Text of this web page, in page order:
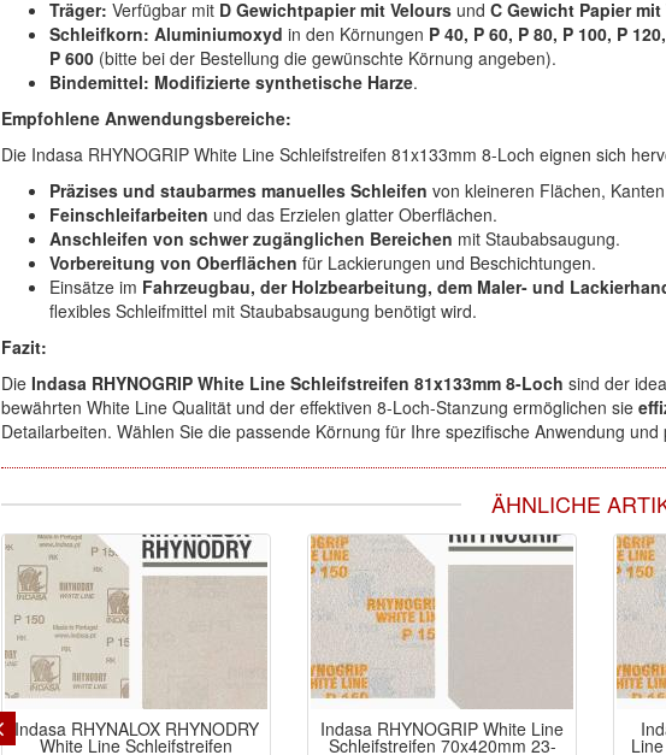
Träger: Verfügbar mit D Gewichtpapier mit Velours und C Gewicht Papier
Schleifkorn: Aluminiumoxyd in den Körnungen P 40, P 60, P 80, P 100, P
P 600 (bitte bei der Bestellung die gewünschte Körnung angeben).
Bindemittel: Modifizierte synthetische Harze.
Empfohlene Anwendungsbereiche:
Die Indasa RHYNOGRIP White Line Schleifstreifen 81x133mm 8-Loch eignen sich
Präzises und staubarmes manuelles Schleifen von kleineren Flächen,
Feinschleifarbeiten und das Erzielen glatter Oberflächen.
Anschleifen von schwer zugänglichen Bereichen mit Staubabsaugung.
Vorbereitung von Oberflächen für Lackierungen und Beschichtungen.
Einsätze im Fahrzeugbau, der Holzbearbeitung, dem Maler- und
flexibles Schleifmittel mit Staubabsaugung benötigt wird.
Fazit:
Die Indasa RHYNOGRIP White Line Schleifstreifen 81x133mm 8-Loch sind der
bewährten White Line Qualität und der effektiven 8-Loch-Stanzung ermöglichen sie
Detailarbeiten. Wählen Sie die passende Körnung für Ihre spezifische Anwendung
ÄHNLICHE
Indasa RHYNALOX RHYNODRY
White Line Schleifstreifen
Indasa RHYNOGRIP White Line
Schleifstreifen 70x420mm 23-